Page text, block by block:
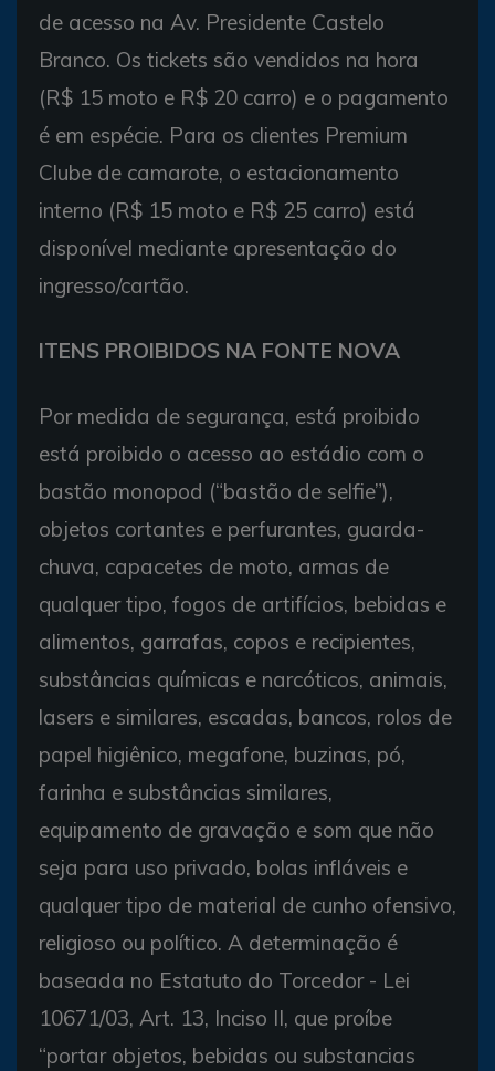
de acesso na Av. Presidente Castelo
Branco. Os tickets são vendidos na hora
(R$ 15 moto e R$ 20 carro) e o pagamento
é em espécie. Para os clientes Premium
Clube de camarote, o estacionamento
interno (R$ 15 moto e R$ 25 carro) está
disponível mediante apresentação do
ingresso/cartão.
ITENS PROIBIDOS NA FONTE NOVA
Por medida de segurança, está proibido
está proibido o acesso ao estádio com o
bastão monopod (“bastão de selfie”),
objetos cortantes e perfurantes, guarda-
chuva, capacetes de moto, armas de
qualquer tipo, fogos de artifícios, bebidas e
alimentos, garrafas, copos e recipientes,
substâncias químicas e narcóticos, animais,
lasers e similares, escadas, bancos, rolos de
papel higiênico, megafone, buzinas, pó,
farinha e substâncias similares,
equipamento de gravação e som que não
seja para uso privado, bolas infláveis e
qualquer tipo de material de cunho ofensivo,
religioso ou político. A determinação é
baseada no Estatuto do Torcedor - Lei
10671/03, Art. 13, Inciso II, que proíbe
“portar objetos, bebidas ou substancias